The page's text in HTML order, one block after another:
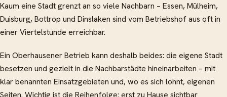
Kaum eine Stadt grenzt an so viele Nachbarn – Essen, Mülheim,
Duisburg, Bottrop und Dinslaken sind vom Betriebshof aus oft in
einer Viertelstunde erreichbar.
Ein Oberhausener Betrieb kann deshalb beides: die eigene Stadt
besetzen und gezielt in die Nachbarstädte hineinarbeiten – mit
klar benannten Einsatzgebieten und, wo es sich lohnt, eigenen
Seiten. Wichtig ist die Reihenfolge: erst zu Hause sichtbar